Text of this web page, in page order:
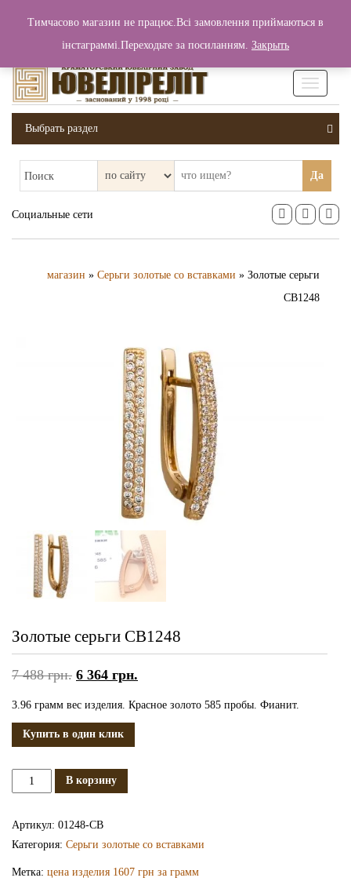
Вход / Регистрация 0 грн.
Выбрать раздел
Поиск Да
Социальные сети
магазин » Серьги золотые со вставками » Золотые серьги
СВ1248
Золотые серьги СВ1248
7 488грн. 6 364 грн.
3.96 грамм вес изделия. Красное золото 585 пробы. Фианит.
Купить в один клик
КоличествоВ корзину
Артикул: 01248-СВ
Категория: Серьги золотые со вставками
Метка: цена изделия 1607 грн за грамм
Тимчасово магазин не працює.Всі замовлення приймаються в
інстаграммі.Переходьте за посиланням. Закрыть